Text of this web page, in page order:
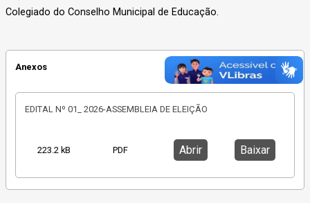
Colegiado do Conselho Municipal de Educação.
Anexos
EDITAL Nº 01_ 2026-ASSEMBLEIA DE ELEIÇÃO
223.2 kB PDF Abrir Baixar